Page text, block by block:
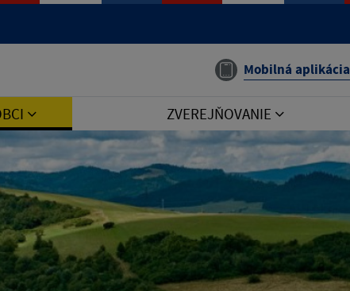
Mobilná aplikácia
ZVEREJŇOVANIE